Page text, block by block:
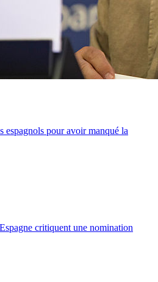
espagnols pour avoir manqué la
critiquent une nomination